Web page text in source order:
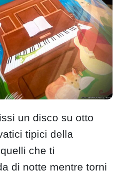
un disco su otto
tipici della
che ti
di notte mentre torni